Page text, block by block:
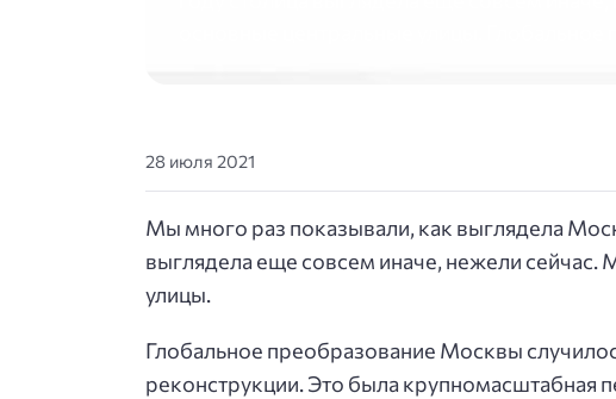
28 июля 2021
Мы много раз показывали, как выглядела
выглядела еще совсем иначе, нежели
улицы.
Глобальное преобразование Москвы
реконструкции. Это была крупномасштабная